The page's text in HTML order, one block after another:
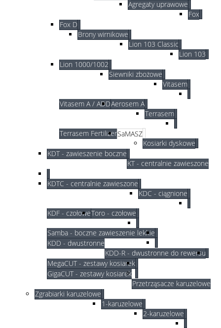
Agregaty uprawowe
Fox
Fox D
Brony wirnikowe
Lion 103 Classic
Lion 103
Lion 1000/1002
Siewniki zbożowe
Vitasem
Vitasem A / ADDAerosem A
Terrasem
Terrasem FertilizerSaMASZ
Kosiarki dyskowe
KDT - zawieszenie boczne
KT - centralnie zawieszone
KDTC - centralnie zawieszone
KDC - ciągnione
KDF - czołoweToro - czołowe
Samba - boczne zawieszenie lekkie
KDD - dwustronne
KDD-R - dwustronne do rewersu
MegaCUT - zestawy kosiarek
GigaCUT - zestawy kosiarek
Przetrząsacze karuzelowe
Zgrabiarki karuzelowe
1-karuzelowe
2-karuzelowe